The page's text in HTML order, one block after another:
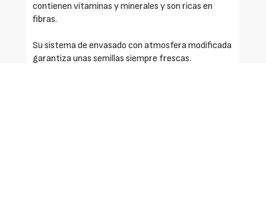
contienen vitaminas y minerales y son ricas en
fibras.
Su sistema de envasado con atmosfera modificada
garantiza unas semillas siempre frescas.